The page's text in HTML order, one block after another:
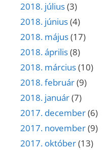
2018. július(3)
2018. június(4)
2018. május(17)
2018. április(8)
2018. március(10)
2018. február(9)
2018. január(7)
2017. december(6)
2017. november(9)
2017. október(13)